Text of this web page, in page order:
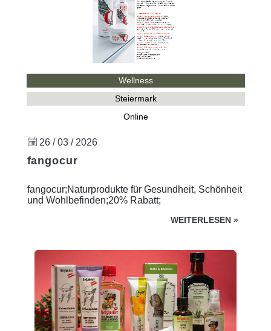
Wellness
Steiermark
Online
26 / 03 / 2026
fangocur
fangocur;Naturprodukte für Gesundheit, Schönheit
und Wohlbefinden;20% Rabatt;
WEITERLESEN »